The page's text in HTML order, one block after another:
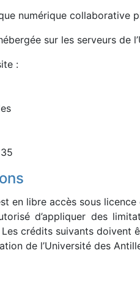
numérique collaborative
sur les serveurs de
:
en libre accès sous
d’appliquer des
Les crédits suivants
de l’Université des